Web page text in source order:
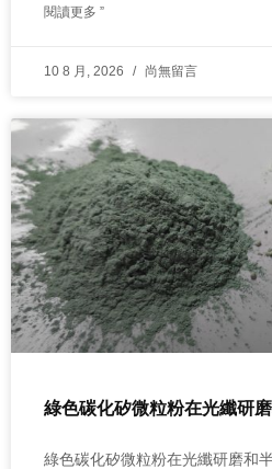
閱讀更多 ”
10 8 月, 2026 尚無留言
綠色碳化矽微粒粉在光纖研
綠色碳化矽微粒粉在光纖研磨和